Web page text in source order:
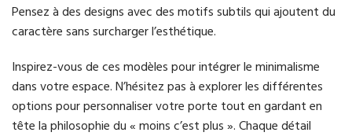
Pensez à des designs avec des motifs subtils qui ajoutent du
caractère sans surcharger l’esthétique.
Inspirez-vous de ces modèles pour intégrer le minimalisme
dans votre espace. N’hésitez pas à explorer les différentes
options pour personnaliser votre porte tout en gardant en
tête la philosophie du « moins c’est plus ». Chaque détail